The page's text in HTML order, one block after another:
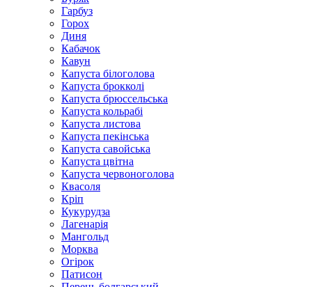
Гарбуз
Горох
Диня
Кабачок
Кавун
Капуста білоголова
Капуста брокколі
Капуста брюссельська
Капуста кольрабі
Капуста листова
Капуста пекінська
Капуста савойська
Капуста цвітна
Капуста червоноголова
Квасоля
Кріп
Кукурудза
Лагенарія
Мангольд
Морква
Огірок
Патисон